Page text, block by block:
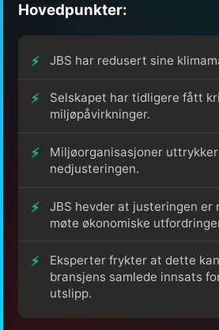
Hovedpunkter:
JBS har redusert sine
Selskapet har tidligere fått
miljøpåvirkninger.
Miljøorganisasjoner
nedjusteringen.
JBS hevder at justeringen er
møte økonomiske
Eksperter frykter at dette
bransjens samlede innsats
utslipp.